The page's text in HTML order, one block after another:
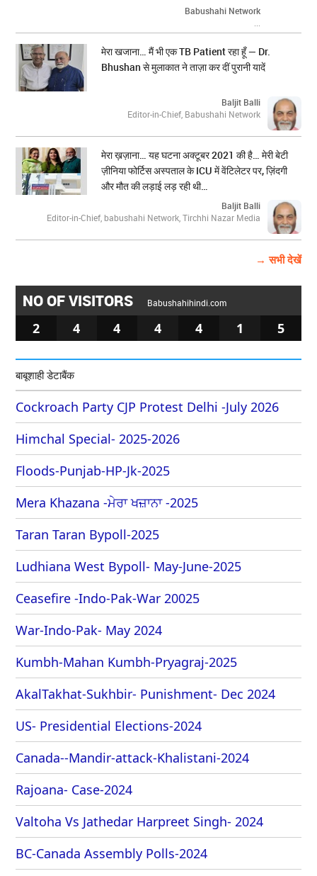
Babushahi Network
...
मेरा खजाना… मैं भी एक TB Patient रहा हूँ — Dr.
Bhushan से मुलाकात ने ताज़ा कर दीं पुरानी यादें
Baljit Balli
Editor-in-Chief, Babushahi Network
मेरा ख़ज़ाना… यह घटना अक्टूबर 2021 की है… मेरी बेटी
ज़ीनिया फोर्टिस अस्पताल के ICU में वेंटिलेटर पर, ज़िंदगी
और मौत की लड़ाई लड़ रही थी…
Baljit Balli
Editor-in-Chief, babushahi Network, Tirchhi Nazar Media
→ सभी देखें
NO OF VISITORS Babushahihindi.com
2 4 4 4 4 1 5
बाबूशाही डेटाबैंक
Cockroach Party CJP Protest Delhi -July 2026
Himchal Special- 2025-2026
Floods-Punjab-HP-Jk-2025
Mera Khazana -ਮੇਰਾ ਖਜ਼ਾਨਾ -2025
Taran Taran Bypoll-2025
Ludhiana West Bypoll- May-June-2025
Ceasefire -Indo-Pak-War 20025
War-Indo-Pak- May 2024
Kumbh-Mahan Kumbh-Pryagraj-2025
AkalTakhat-Sukhbir- Punishment- Dec 2024
US- Presidential Elections-2024
Canada--Mandir-attack-Khalistani-2024
Rajoana- Case-2024
Valtoha Vs Jathedar Harpreet Singh- 2024
BC-Canada Assembly Polls-2024